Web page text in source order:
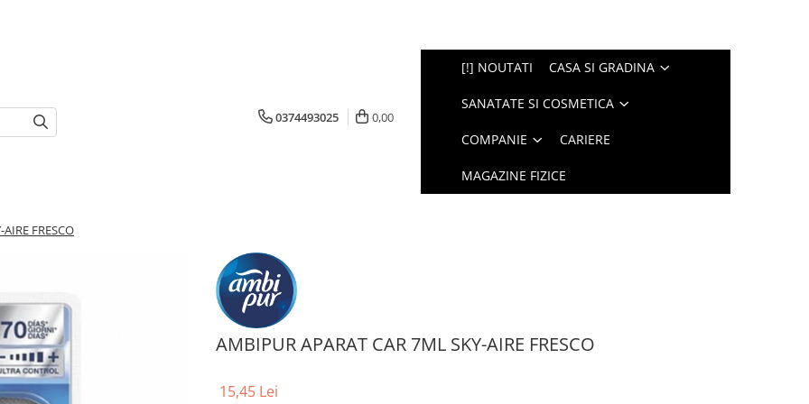
0374493025 0,00
[!] NOUTATI CASA SI GRADINA
SANATATE SI COSMETICA
COMPANIE CARIERE
MAGAZINE FIZICE
FRESCO
AMBIPUR APARAT CAR 7ML SKY-AIRE FRESCO
15,45 Lei